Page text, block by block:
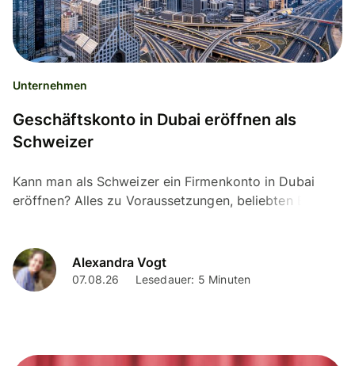
Unternehmen
Geschäftskonto in Dubai eröffnen als
Schweizer
Kann man als Schweizer ein Firmenkonto in Dubai
eröffnen? Alles zu Voraussetzungen, beliebten Banken
Alexandra Vogt
07.08.26 Lesedauer: 5 Minuten